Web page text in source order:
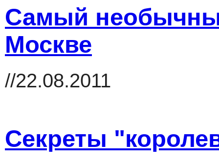
Самый
Москве
//22.08.2011
Секреты